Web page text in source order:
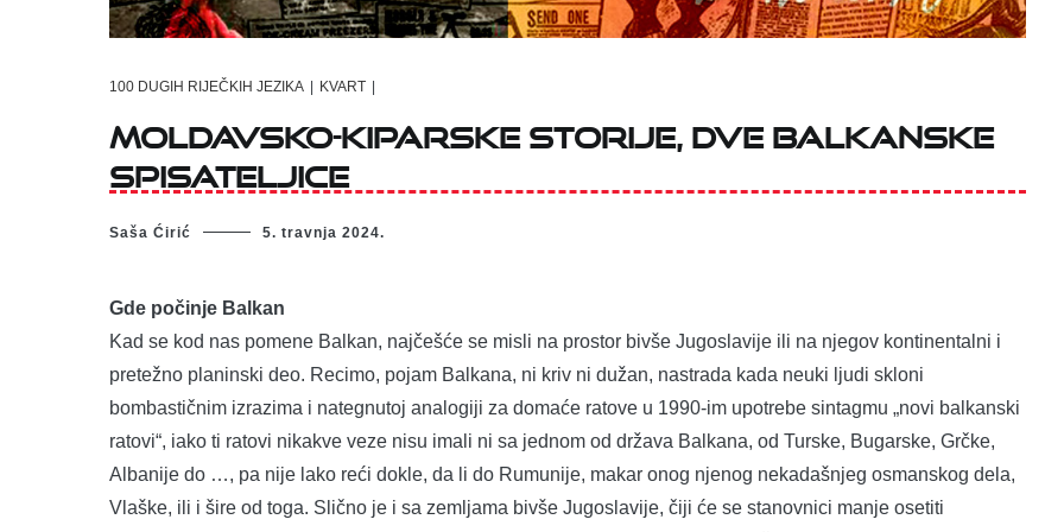
100 DUGIH RIJEČKIH JEZIKA KVART
MOLDAVSKO-KIPARSKE STORIJE, dve balkanske
spisateljice
Saša Ćirić 5. travnja 2024.
Gde počinje Balkan
Kad se kod nas pomene Balkan, najčešće se misli na prostor bivše Jugoslavije ili na njegov kontinentalni i
pretežno planinski deo. Recimo, pojam Balkana, ni kriv ni dužan, nastrada kada neuki ljudi skloni
bombastičnim izrazima i nategnutoj analogiji za domaće ratove u 1990-im upotrebe sintagmu „novi balkanski
ratovi“, iako ti ratovi nikakve veze nisu imali ni sa jednom od država Balkana, od Turske, Bugarske, Grčke,
Albanije do …, pa nije lako reći dokle, da li do Rumunije, makar onog njenog nekadašnjeg osmanskog dela,
Vlaške, ili i šire od toga. Slično je i sa zemljama bivše Jugoslavije, čiji će se stanovnici manje osetiti